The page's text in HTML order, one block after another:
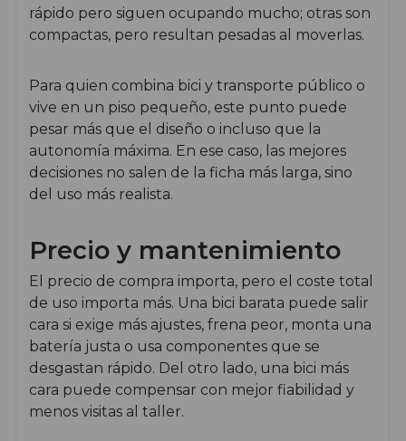
rápido pero siguen ocupando mucho; otras son
compactas, pero resultan pesadas al moverlas.
Para quien combina bici y transporte público o
vive en un piso pequeño, este punto puede
pesar más que el diseño o incluso que la
autonomía máxima. En ese caso, las mejores
decisiones no salen de la ficha más larga, sino
del uso más realista.
Precio y mantenimiento
El precio de compra importa, pero el coste total
de uso importa más. Una bici barata puede salir
cara si exige más ajustes, frena peor, monta una
batería justa o usa componentes que se
desgastan rápido. Del otro lado, una bici más
cara puede compensar con mejor fiabilidad y
menos visitas al taller.